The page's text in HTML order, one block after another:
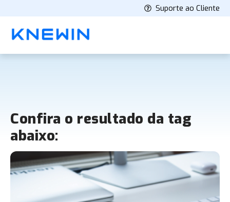
Suporte ao Cliente
Confira o resultado da tag
abaixo: